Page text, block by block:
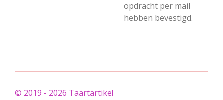
opdracht per mail
hebben bevestigd.
© 2019 - 2026 Taartartikel